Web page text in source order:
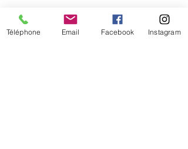
Téléphone Email Facebook Instagram